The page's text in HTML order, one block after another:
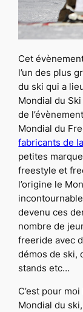
Cet
l’un des plus
du ski qui a
Mondial du
de
Mondial du
fabricants de
petites
freestyle et
l’origine le
devenu ces
nombre de
freeride avec
démos de ski,
stands etc…
C’est pour
Mondial du